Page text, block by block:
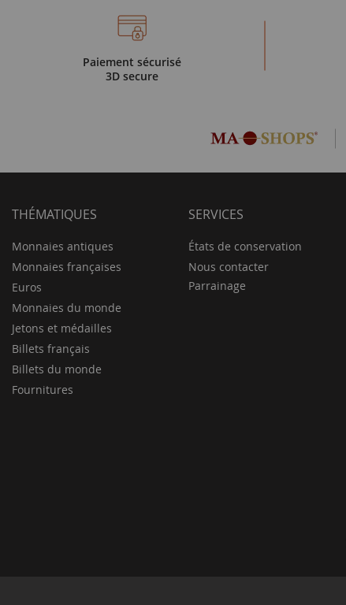
Paiement sécurisé
3D secure
THÉMATIQUES
Monnaies antiques
Monnaies françaises
Euros
Monnaies du monde
Jetons et médailles
Billets français
Billets du monde
Fournitures
SERVICES
États de conservation
Nous contacter
Parrainage